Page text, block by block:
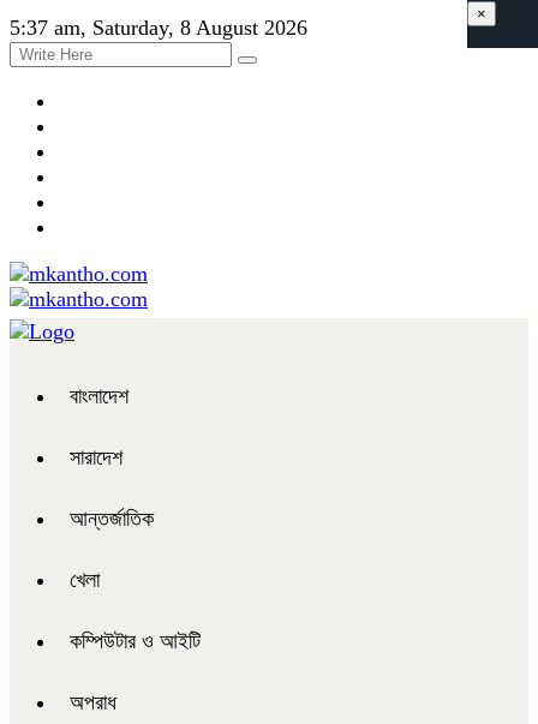
5:37 am, Saturday, 8 August 2026
বাংলাদেশ
সারাদেশ
আন্তর্জাতিক
খেলা
কম্পিউটার ও আইটি
অপরাধ
×